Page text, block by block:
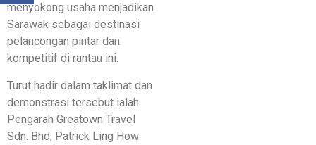
menyokong usaha menjadikan
Sarawak sebagai destinasi
pelancongan pintar dan
kompetitif di rantau ini.
Turut hadir dalam taklimat dan
demonstrasi tersebut ialah
Pengarah Greatown Travel
Sdn. Bhd, Patrick Ling How